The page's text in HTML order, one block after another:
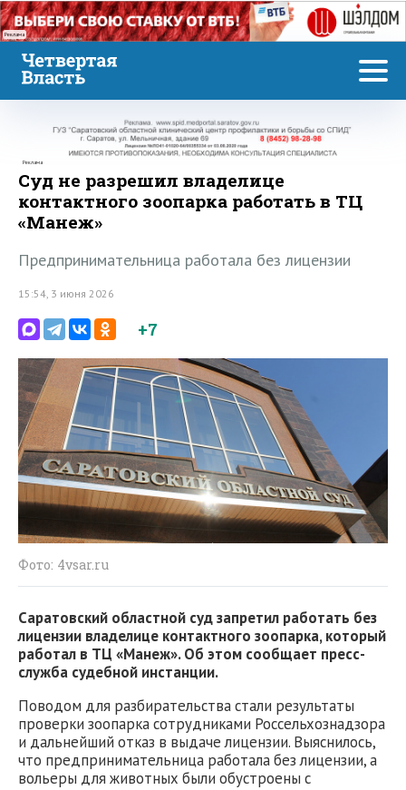
Реклама
Реклама
Суд не разрешил владелице
контактного зоопарка работать в ТЦ
«Манеж»
Предпринимательница работала без лицензии
15:54, 3 июня 2026
+7
Фото: 4vsar.ru
Саратовский областной суд запретил работать без
лицензии владелице контактного зоопарка, который
работал в ТЦ «Манеж». Об этом сообщает пресс-
служба судебной инстанции.
Поводом для разбирательства стали результаты
проверки зоопарка сотрудниками Россельхознадзора
и дальнейший отказ в выдаче лицензии. Выяснилось,
что предпринимательница работала без лицензии, а
вольеры для животных были обустроены с